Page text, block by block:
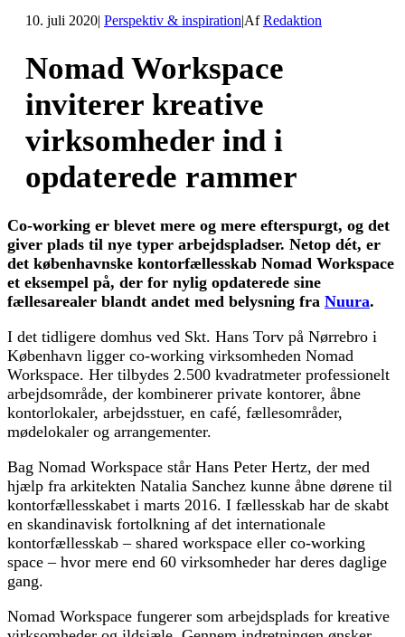
10. juli 2020 Perspektiv & inspirationAfRedaktion
Nomad Workspace
inviterer kreative
virksomheder ind i
opdaterede rammer
Co-working er blevet mere og mere efterspurgt, og det
giver plads til nye typer arbejdspladser. Netop dét, er
det københavnske kontorfællesskab Nomad Workspace
et eksempel på, der for nylig opdaterede sine
fællesarealer blandt andet med belysning fra Nuura.
I det tidligere domhus ved Skt. Hans Torv på Nørrebro i
København ligger co-working virksomheden Nomad
Workspace. Her tilbydes 2.500 kvadratmeter professionelt
arbejdsområde, der kombinerer private kontorer, åbne
kontorlokaler, arbejdsstuer, en café, fællesområder,
mødelokaler og arrangementer.
Bag Nomad Workspace står Hans Peter Hertz, der med
hjælp fra arkitekten Natalia Sanchez kunne åbne dørene til
kontorfællesskabet i marts 2016. I fællesskab har de skabt
en skandinavisk fortolkning af det internationale
kontorfællesskab – shared workspace eller co-working
space – hvor mere end 60 virksomheder har deres daglige
gang.
Nomad Workspace fungerer som arbejdsplads for kreative